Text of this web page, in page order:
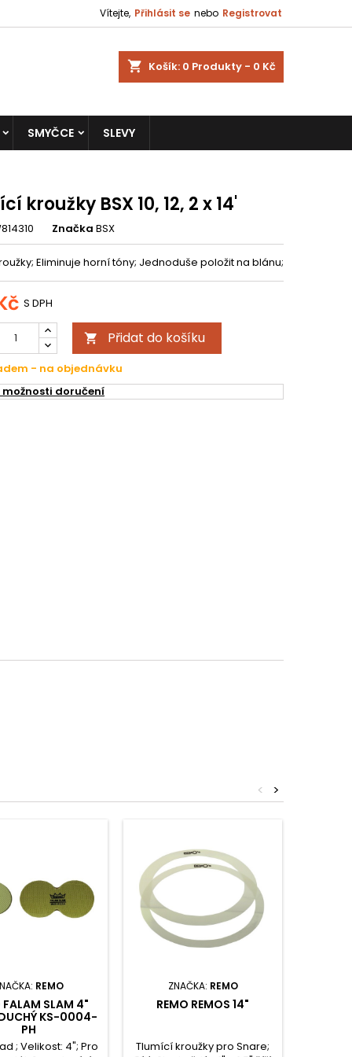
Vítejte, Přihlásit se nebo Registrovat
shopping_cart Košík: 0 Produkty - 0 Kč
SMYČCE SLEVY
kroužky BSX 10, 12, 2 x 14'
Značka BSX
Eliminuje horní tóny; Jednoduše položit na blánu;
S DPH
 Přidat do košíku
- na objednávku
možnosti doručení
>
<
REMO
FALAM SLAM 4"
KS-0004-
PH
; Velikost: 4"; Pro
ZNAČKA: REMO
REMO REMOS 14"
Tlumící kroužky pro Snare;